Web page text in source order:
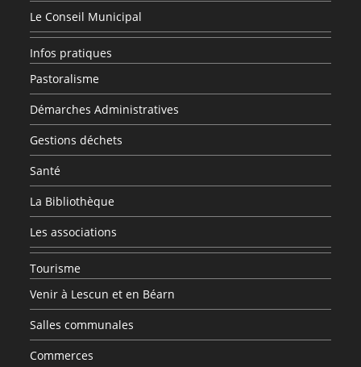
Le Conseil Municipal
Infos pratiques
Pastoralisme
Démarches Administratives
Gestions déchets
Santé
La Bibliothèque
Les associations
Tourisme
Venir à Lescun et en Béarn
Salles communales
Commerces